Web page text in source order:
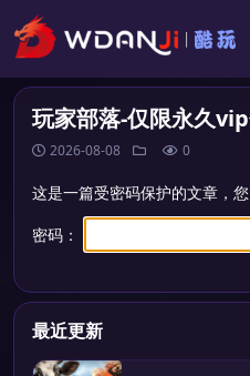
玩家部落-仅限永久
2026-08-08 0
这是一篇受密码保护的文章，
密码：
最近更新